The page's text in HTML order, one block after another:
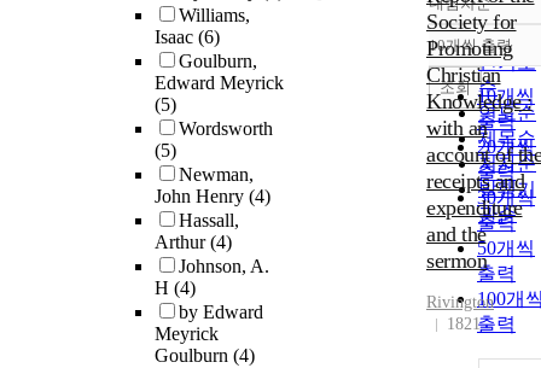
Williams,
Isaac (6)
Goulburn,
Edward Meyrick
(5)
Wordsworth
(5)
Newman,
John Henry (4)
Hassall,
Arthur(4)
Johnson, A.
H (4)
by Edward
Meyrick
Goulburn (4)
정확도
순
인기도
순
연도순
제목순
저자순
발행기
관순
내림차
10개씩 출력
10개씩
출력
20개씩
출력
30개씩
출력
50개씩
출력
100개
출력
조회
Society for
Promoting
Christian
Knowledge :
with an
account of the
receipts and
expenditure
and the
sermon
Rivington
1821